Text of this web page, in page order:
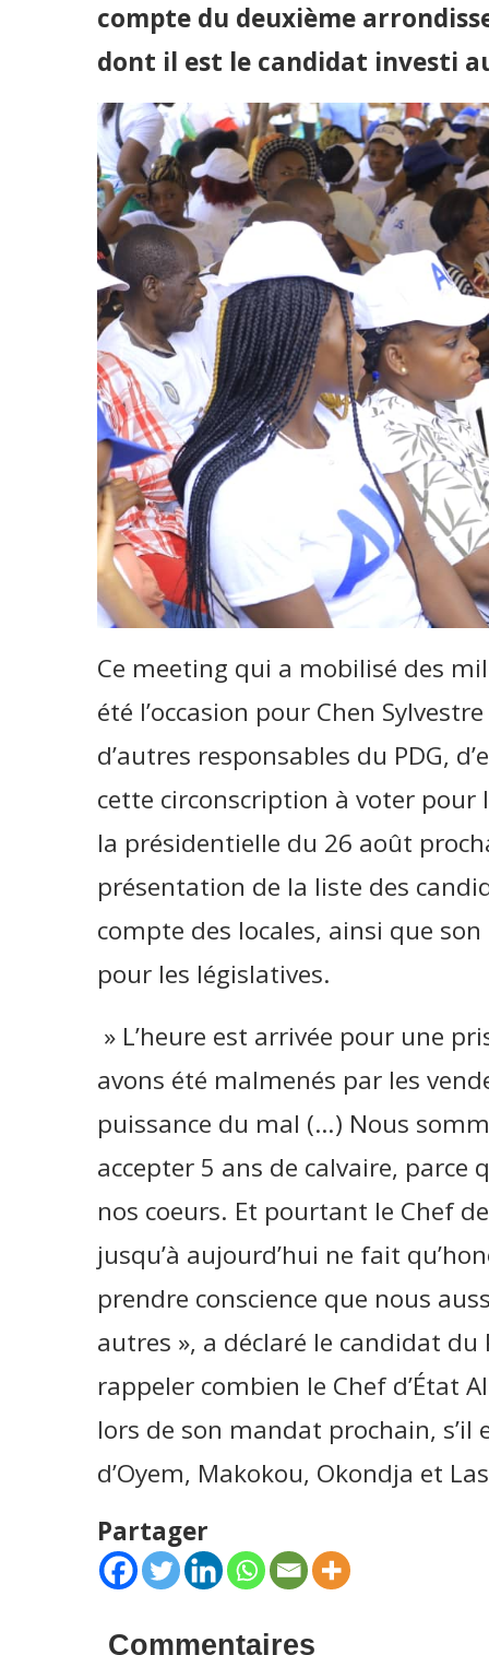
compte du deuxième
dont il est le candidat investi
Ce meeting qui a mobilisé des
été l’occasion pour Chen
d’autres responsables du PDG,
cette circonscription à voter
la présidentielle du 26 août
présentation de la liste des
compte des locales, ainsi que
pour les législatives.
» L’heure est arrivée pour une
avons été malmenés par les
puissance du mal (…) Nous
accepter 5 ans de calvaire,
nos coeurs. Et pourtant le Chef
jusqu’à aujourd’hui ne fait
prendre conscience que nous
autres », a déclaré le candidat
rappeler combien le Chef d’État
lors de son mandat prochain, s’il
d’Oyem, Makokou, Okondja et
Partager
Commentaires